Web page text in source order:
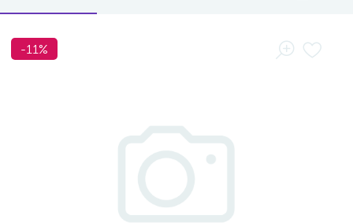
-11%